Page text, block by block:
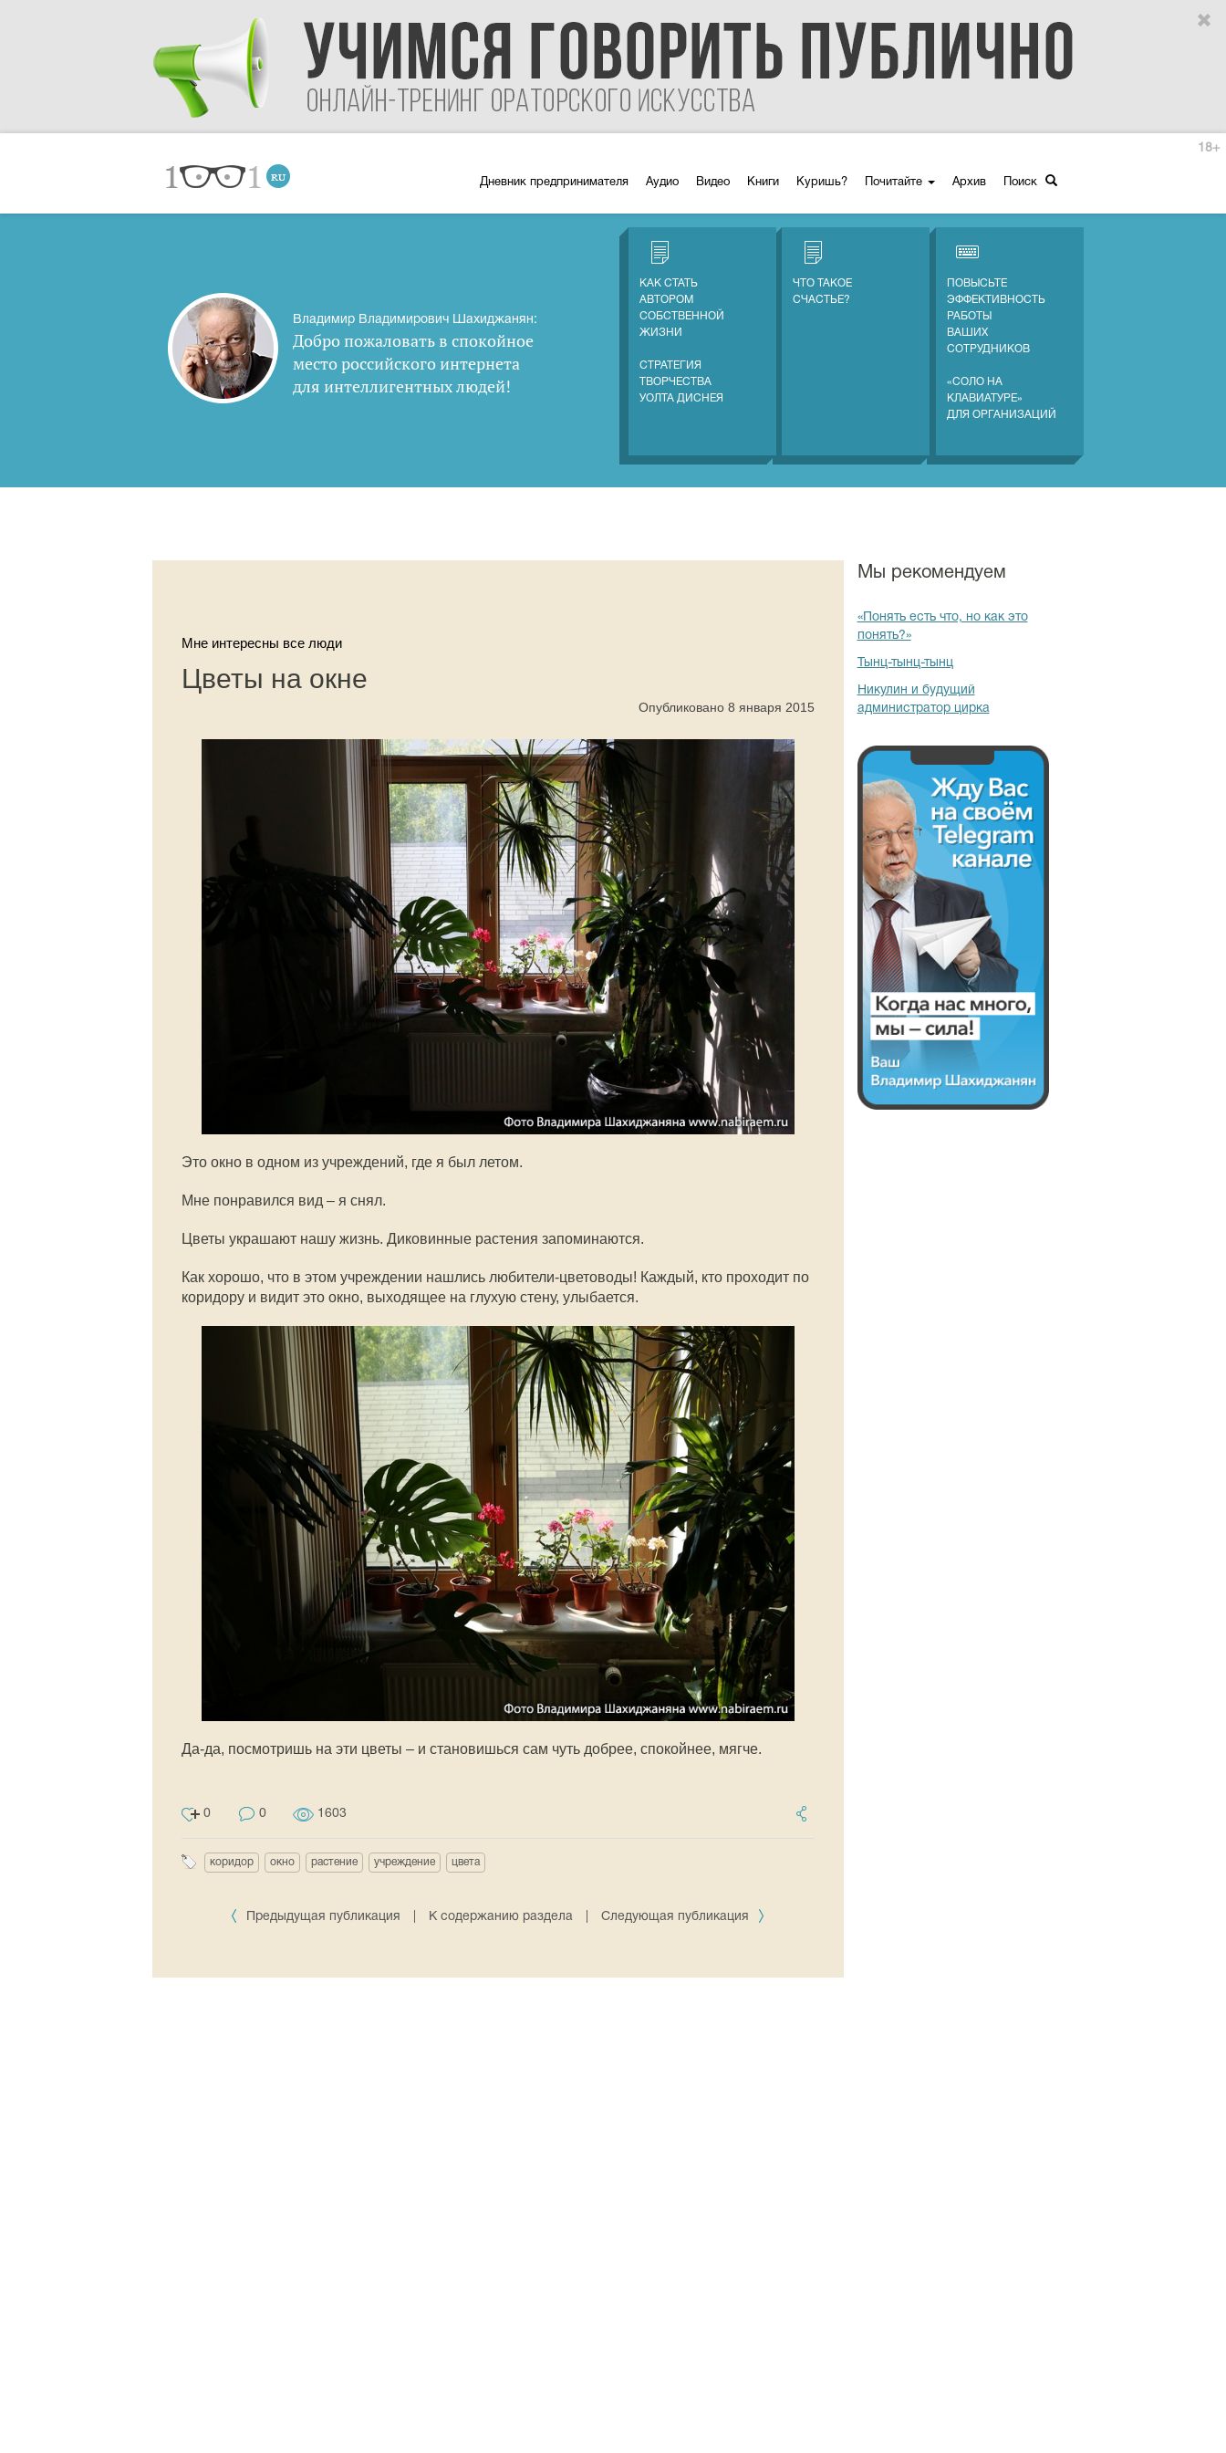
Дневник предпринимателя Аудио Видео Книги Куришь? Почитайте Архив Поиск
18+
Владимир Владимирович Шахиджанян:
Добро пожаловать в спокойное
место российского интернета
для интеллигентных людей!
КАК СТАТЬ
АВТОРОМ
СОБСТВЕННОЙ
ЖИЗНИ
СТРАТЕГИЯ
ТВОРЧЕСТВА
УОЛТА ДИСНЕЯ
ЧТО ТАКОЕ
СЧАСТЬЕ?
ПОВЫСЬТЕ
ЭФФЕКТИВНОСТЬ
РАБОТЫ
ВАШИХ
СОТРУДНИКОВ
«СОЛО НА
КЛАВИАТУРЕ»
ДЛЯ ОРГАНИЗАЦИЙ
Мне интересны все люди
Цветы на окне
Опубликовано 8 января 2015
Это окно в одном из учреждений, где я был летом.
Мне понравился вид – я снял.
Цветы украшают нашу жизнь. Диковинные растения запоминаются.
Как хорошо, что в этом учреждении нашлись любители-цветоводы! Каждый, кто проходит по
коридору и видит это окно, выходящее на глухую стену, улыбается.
Да-да, посмотришь на эти цветы – и становишься сам чуть добрее, спокойнее, мягче.
0 0 1603
коридор окно растение учреждение цвета
Предыдущая публикация К содержанию раздела Следующая публикация
Мы рекомендуем
«Понять есть что, но как это
понять?»
Тынц-тынц-тынц
Никулин и будущий
администратор цирка